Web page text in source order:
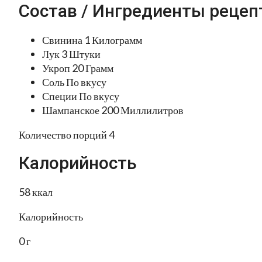
Состав / Ингредиенты
Свинина 1 Килограмм
Лук 3 Штуки
Укроп 20 Грамм
Соль По вкусу
Специи По вкусу
Шампанское 200 Миллилитров
Количество порций 4
Калорийность
58 ккал
Калорийность
0 г